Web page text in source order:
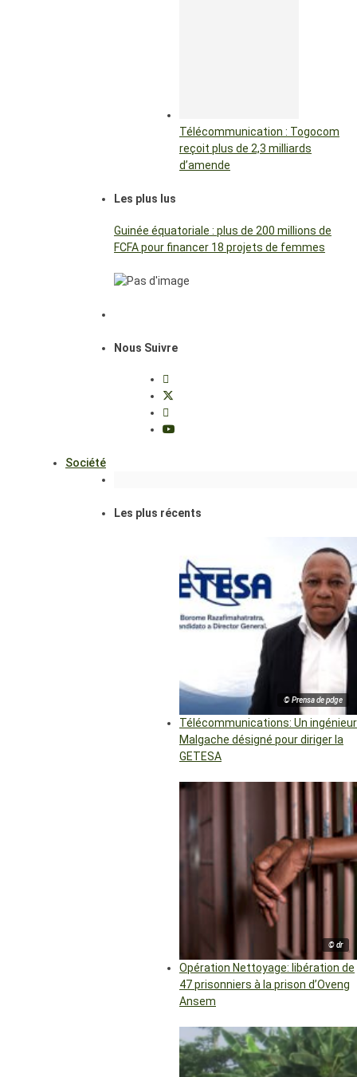
Télécommunication : Togocom
reçoit plus de 2,3 milliards
d’amende
Les plus lus
Guinée équatoriale : plus de 200 millions de
FCFA pour financer 18 projets de femmes
Nous Suivre
Société
Les plus récents
© Prensa de pdge
Télécommunications: Un ingénieur
Malgache désigné pour diriger la
GETESA
© dr
Opération Nettoyage: libération de
47 prisonniers à la prison d’Oveng
Ansem